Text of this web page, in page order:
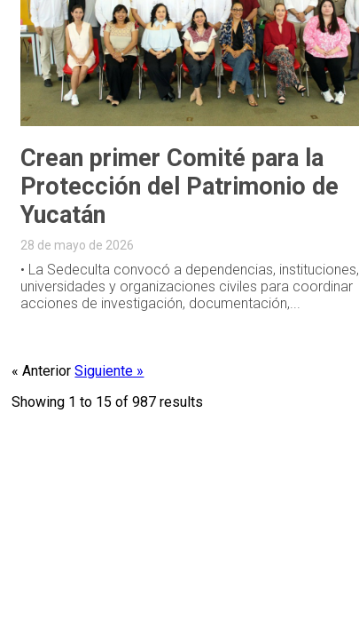
Crean primer Comité para la
Protección del Patrimonio de
Yucatán
28 de mayo de 2026
• La Sedeculta convocó a dependencias, instituciones,
universidades y organizaciones civiles para coordinar
acciones de investigación, documentación,...
« AnteriorSiguiente »
Showing 1 to 15 of987 results